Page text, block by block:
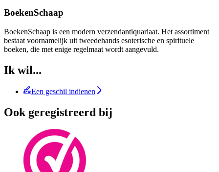
BoekenSchaap
BoekenSchaap is een modern verzendantiquariaat. Het assortiment
bestaat voornamelijk uit tweedehands esoterische en spirituele
boeken, die met enige regelmaat wordt aangevuld.
Ik wil...
Een geschil indienen
Ook geregistreerd bij